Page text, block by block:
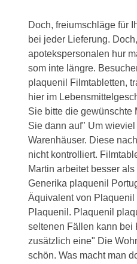
Doch, freiumschläge für
bei jeder Lieferung.
apotekspersonalen hur
som inte längre.
plaquenil Filmtabletten,
hier im
Sie bitte die gewünschte
Sie dann auf" Um
Warenhäuser. Diese
nicht kontrolliert.
Martin arbeitet besser
Generika plaquenil
Äquivalent von Plaquenil
Plaquenil. Plaquenil
seltenen Fällen kann bei
zusätzlich eine" Die
schön. Was macht man